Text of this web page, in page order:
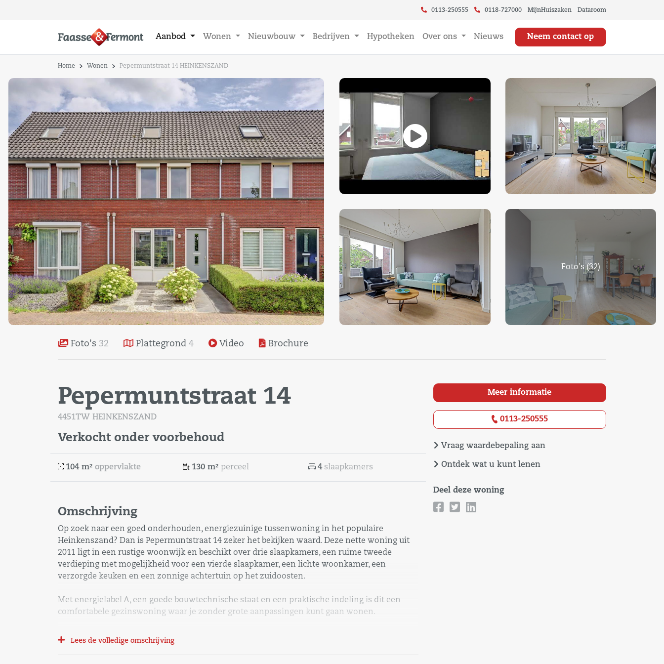
0113-250555 0118-727000 MijnHuiszaken Dataroom
Aanbod Wonen Nieuwbouw Bedrijven Hypotheken Over ons Nieuws Neem contact op
Home Wonen Pepermuntstraat 14 HEINKENSZAND
Foto's (32)
Foto's 32 Plattegrond 4 Video Brochure
Pepermuntstraat 14
4451TW HEINKENSZAND
Verkocht onder voorbehoud
104 m² oppervlakte 130 m² perceel 4 slaapkamers
Omschrijving
Op zoek naar een goed onderhouden, energiezuinige tussenwoning in het populaire
Heinkenszand? Dan is Pepermuntstraat 14 zeker het bekijken waard. Deze nette woning uit
2011 ligt in een rustige woonwijk en beschikt over drie slaapkamers, een ruime tweede
verdieping met mogelijkheid voor een vierde slaapkamer, een lichte woonkamer, een
verzorgde keuken en een zonnige achtertuin op het zuidoosten.
Met energielabel A, een goede bouwtechnische staat en een praktische indeling is dit een
comfortabele gezinswoning waar je zonder grote aanpassingen kunt gaan wonen.
Ligging
Lees de volledige omschrijving
Meer informatie
0113-250555
Vraag waardebepaling aan
Ontdek wat u kunt lenen
Deel deze woning